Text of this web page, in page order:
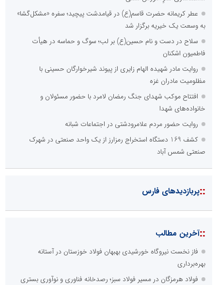
عطر کریمانه حضرت قاسم(ع) در قیامدشت پیچید؛ سفره «مشکل‌گشا»
به وسعت یک خیریه برگزار شد
سلاح در دست و نام حسین(ع) بر لب؛ سوگ و حماسه در هیأت
فاطمیون اشکنان
روایت مادر شهیده الهام زایری از پیوند شیرخوارگان حسینی با
مظلومیت مادران غزه
افتتاح موکب شهدای جنگ رمضان لامرد با حضور مسئولان و
خانواده‌های شهدا
روایت حضور مردم علامرودشتی در اجتماعات شبانه
کشف 169 دستگاه استخراج رمزارز از یک واحد صنعتی در شهرک
صنعتی شمس آباد
::پربازدیدهای فارس
::آخرین مطالب
فاز نخست نیروگاه خورشیدی بهبهان فولاد خوزستان در آستانه
بهره‌برداری
فولاد هرمزگان در مسیر فولاد سبز؛ رصدخانه فناوری و نوآوری بستری